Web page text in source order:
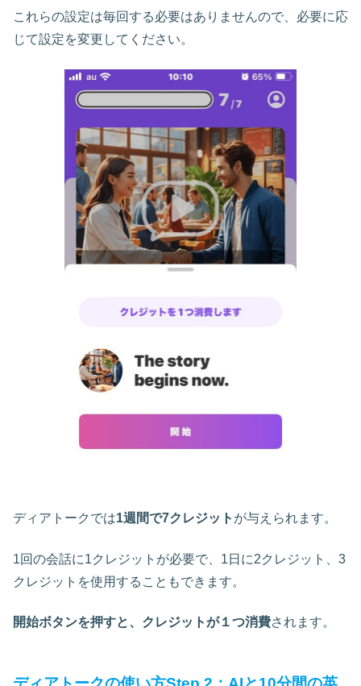
これらの設定は毎回する必要はありませんので、必要に応
じて設定を変更してください。
ディアトークでは1週間で7クレジット が与えられます。
1回の会話に1クレジットが必要で、1日に2クレジット、3
クレジットを使用することもできます。
開始ボタンを押すと、クレジットが１つ消費されます。